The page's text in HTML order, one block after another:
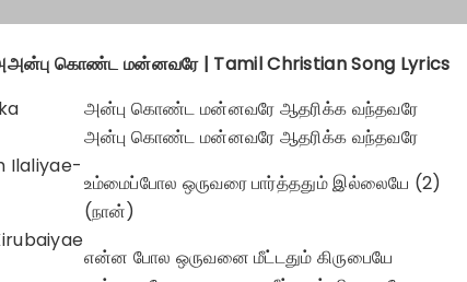
கொண்ட மன்னவரே | Tamil Christian Song Lyrics
Ilaliyae-
அன்பு கொண்ட மன்னவரே ஆதரிக்க வந்தவரே
அன்பு கொண்ட மன்னவரே ஆதரிக்க வந்தவரே
உம்மைப்போல ஒருவரை பார்த்ததும் இல்லையே (2)
(நான்)
என்ன போல ஒருவனை மீட்டதும் கிருபையே